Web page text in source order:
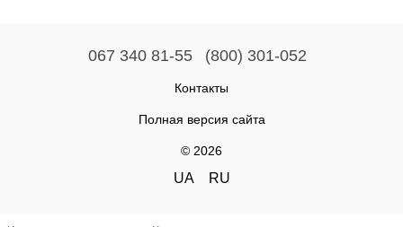
067 340 81-55 (800) 301-052
Контакты
Полная версия сайта
© 2026
UA RU